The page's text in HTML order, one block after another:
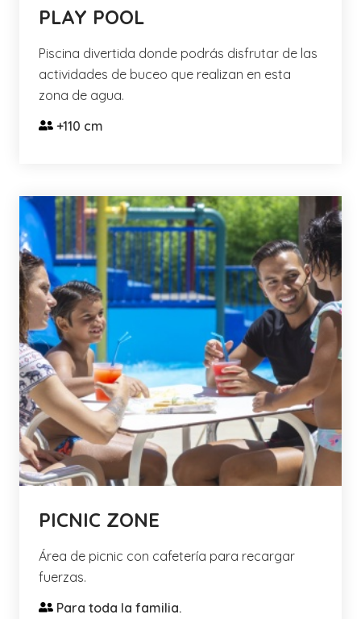
PLAY POOL
Piscina divertida donde podrás disfrutar de las
actividades de buceo que realizan en esta
zona de agua.
+110 cm
PICNIC ZONE
Área de picnic con cafetería para recargar
fuerzas.
Para toda la familia.